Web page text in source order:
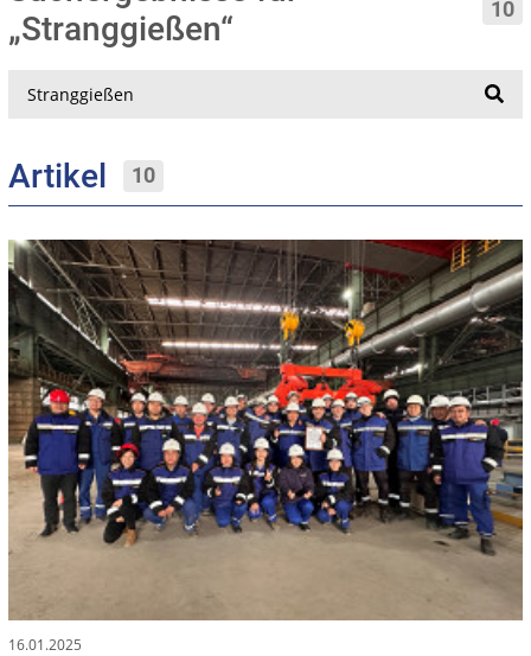
„Stranggießen“
10
Artikel 10
16.01.2025